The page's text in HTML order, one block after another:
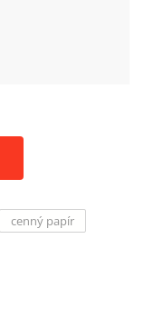
cenný papír